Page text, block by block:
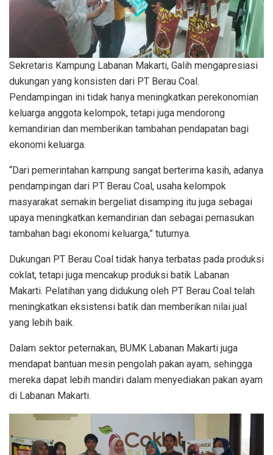
Sekretaris Kampung Labanan Makarti, Galih mengapresiasi
dukungan yang konsisten dari PT Berau Coal.
Pendampingan ini tidak hanya meningkatkan perekonomian
keluarga anggota kelompok, tetapi juga mendorong
kemandirian dan memberikan tambahan pendapatan bagi
ekonomi keluarga.
“Dari pemerintahan kampung sangat berterima kasih, adanya
pendampingan dari PT Berau Coal, usaha kelompok
masyarakat semakin bergeliat disamping itu juga sebagai
upaya meningkatkan kemandirian dan sebagai pemasukan
tambahan bagi ekonomi keluarga,” tuturnya.
Dukungan PT Berau Coal tidak hanya terbatas pada produksi
coklat, tetapi juga mencakup produksi batik Labanan
Makarti. Pelatihan yang didukung oleh PT Berau Coal telah
meningkatkan eksistensi batik dan memberikan nilai jual
yang lebih baik.
Dalam sektor peternakan, BUMK Labanan Makarti juga
mendapat bantuan mesin pengolah pakan ayam, sehingga
mereka dapat lebih mandiri dalam menyediakan pakan ayam
di Labanan Makarti.